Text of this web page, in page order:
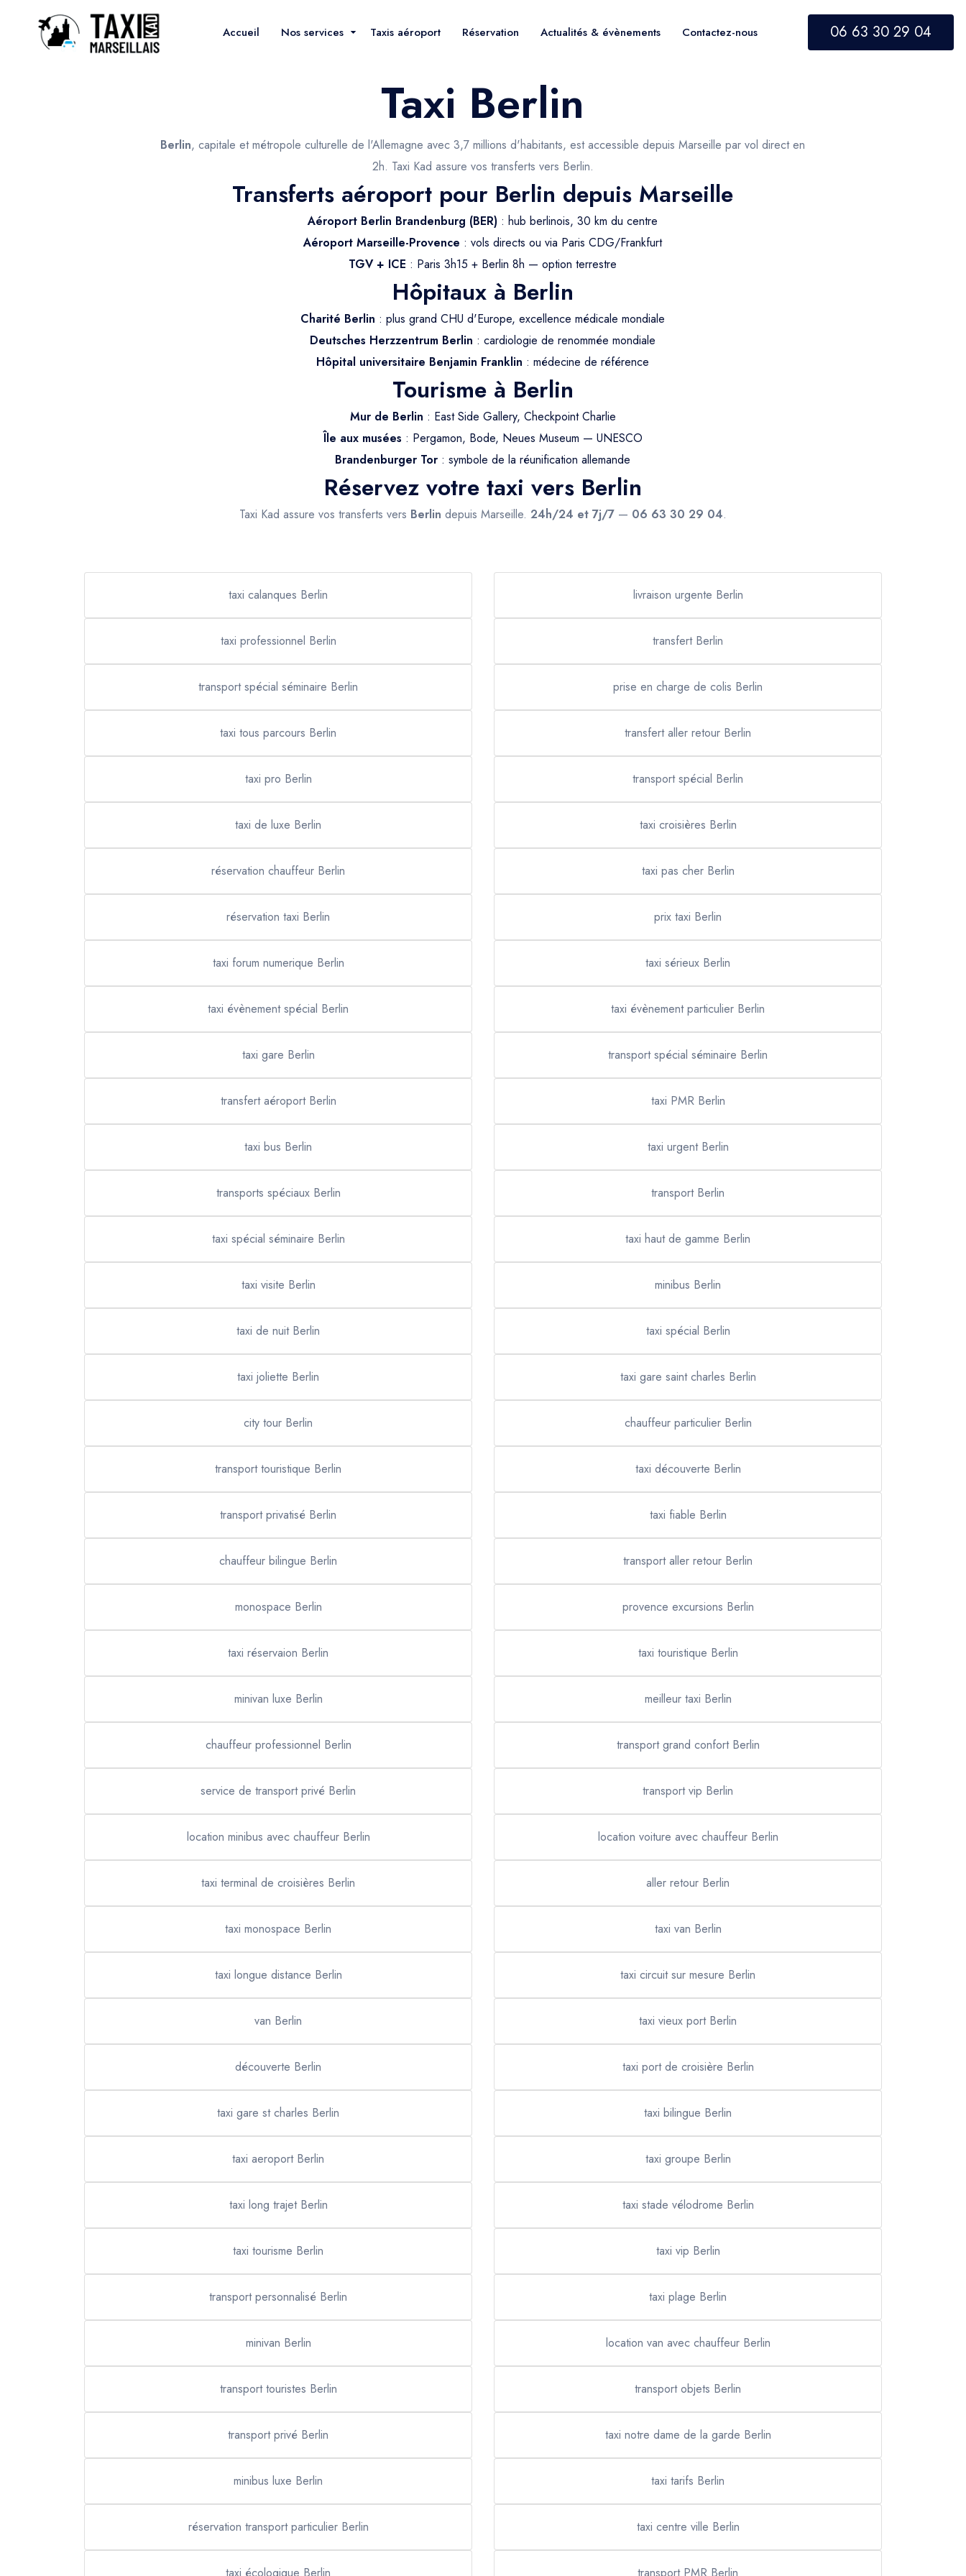
Accueil Nos services Taxis aéroport Réservation Actualités & évènements Contactez-nous 06 63 30 29 04
Taxi Berlin
Berlin, capitale et métropole culturelle de l'Allemagne avec 3,7 millions d'habitants, est accessible depuis Marseille par vol direct en
2h. Taxi Kad assure vos transferts vers Berlin.
Transferts aéroport pour Berlin depuis Marseille
Aéroport Berlin Brandenburg (BER) : hub berlinois, 30 km du centre
Aéroport Marseille-Provence : vols directs ou via Paris CDG/Frankfurt
TGV + ICE : Paris 3h15 + Berlin 8h — option terrestre
Hôpitaux à Berlin
Charité Berlin : plus grand CHU d'Europe, excellence médicale mondiale
Deutsches Herzzentrum Berlin : cardiologie de renommée mondiale
Hôpital universitaire Benjamin Franklin : médecine de référence
Tourisme à Berlin
Mur de Berlin : East Side Gallery, Checkpoint Charlie
Île aux musées : Pergamon, Bode, Neues Museum — UNESCO
Brandenburger Tor : symbole de la réunification allemande
Réservez votre taxi vers Berlin
Taxi Kad assure vos transferts vers Berlin depuis Marseille. 24h/24 et 7j/7— 06 63 30 29 04.
taxi calanques Berlin livraison urgente Berlin
taxi professionnel Berlin transfert Berlin
transport spécial séminaire Berlin prise en charge de colis Berlin
taxi tous parcours Berlin transfert aller retour Berlin
taxi pro Berlin transport spécial Berlin
taxi de luxe Berlin taxi croisières Berlin
réservation chauffeur Berlin taxi pas cher Berlin
réservation taxi Berlin prix taxi Berlin
taxi forum numerique Berlin taxi sérieux Berlin
taxi évènement spécial Berlin taxi évènement particulier Berlin
taxi gare Berlin transport spécial séminaire Berlin
transfert aéroport Berlin taxi PMR Berlin
taxi bus Berlin taxi urgent Berlin
transports spéciaux Berlin transport Berlin
taxi spécial séminaire Berlin taxi haut de gamme Berlin
taxi visite Berlin minibus Berlin
taxi de nuit Berlin taxi spécial Berlin
taxi joliette Berlin taxi gare saint charles Berlin
city tour Berlin chauffeur particulier Berlin
transport touristique Berlin taxi découverte Berlin
transport privatisé Berlin taxi fiable Berlin
chauffeur bilingue Berlin transport aller retour Berlin
monospace Berlin provence excursions Berlin
taxi réservaion Berlin taxi touristique Berlin
minivan luxe Berlin meilleur taxi Berlin
chauffeur professionnel Berlin transport grand confort Berlin
service de transport privé Berlin transport vip Berlin
location minibus avec chauffeur Berlin location voiture avec chauffeur Berlin
taxi terminal de croisières Berlin aller retour Berlin
taxi monospace Berlin taxi van Berlin
taxi longue distance Berlin taxi circuit sur mesure Berlin
van Berlin taxi vieux port Berlin
découverte Berlin taxi port de croisière Berlin
taxi gare st charles Berlin taxi bilingue Berlin
taxi aeroport Berlin taxi groupe Berlin
taxi long trajet Berlin taxi stade vélodrome Berlin
taxi tourisme Berlin taxi vip Berlin
transport personnalisé Berlin taxi plage Berlin
minivan Berlin location van avec chauffeur Berlin
transport touristes Berlin transport objets Berlin
transport privé Berlin taxi notre dame de la garde Berlin
minibus luxe Berlin taxi tarifs Berlin
réservation transport particulier Berlin taxi centre ville Berlin